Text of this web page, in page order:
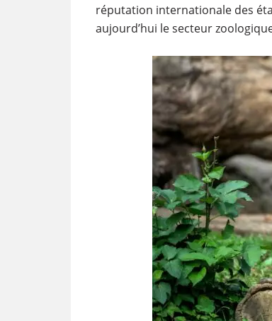
réputation internationale des
aujourd’hui le secteur